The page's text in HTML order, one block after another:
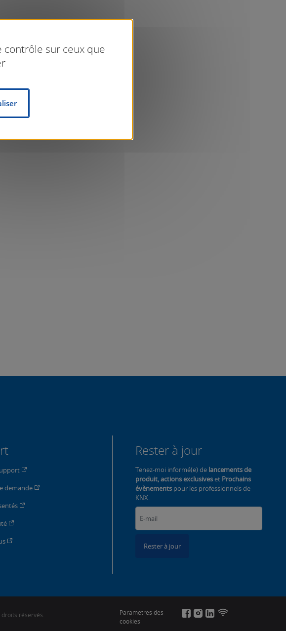
demande
Rester à jour
Tenez-moi informé(e) de lancements de
produit, actions exclusiveset Prochains
évènements pour les professionnels de
KNX.
Rester à jour
droits réservés.
Paramètres des
cookies
contrôle sur ceux que